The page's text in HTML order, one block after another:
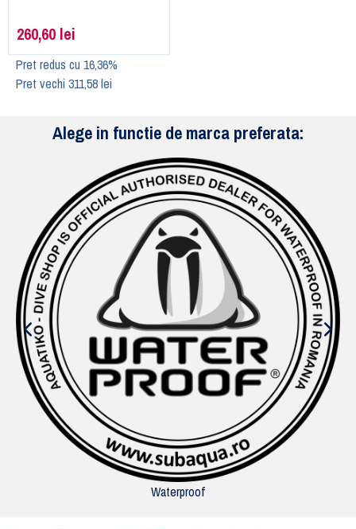
260,60 lei
Pret redus cu 16,36%
Pret vechi 311,58 lei
Alege in functie de marca preferata:
Waterproof